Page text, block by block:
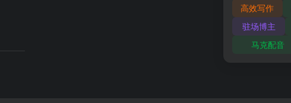
高效写作
驻场博主
马克配音